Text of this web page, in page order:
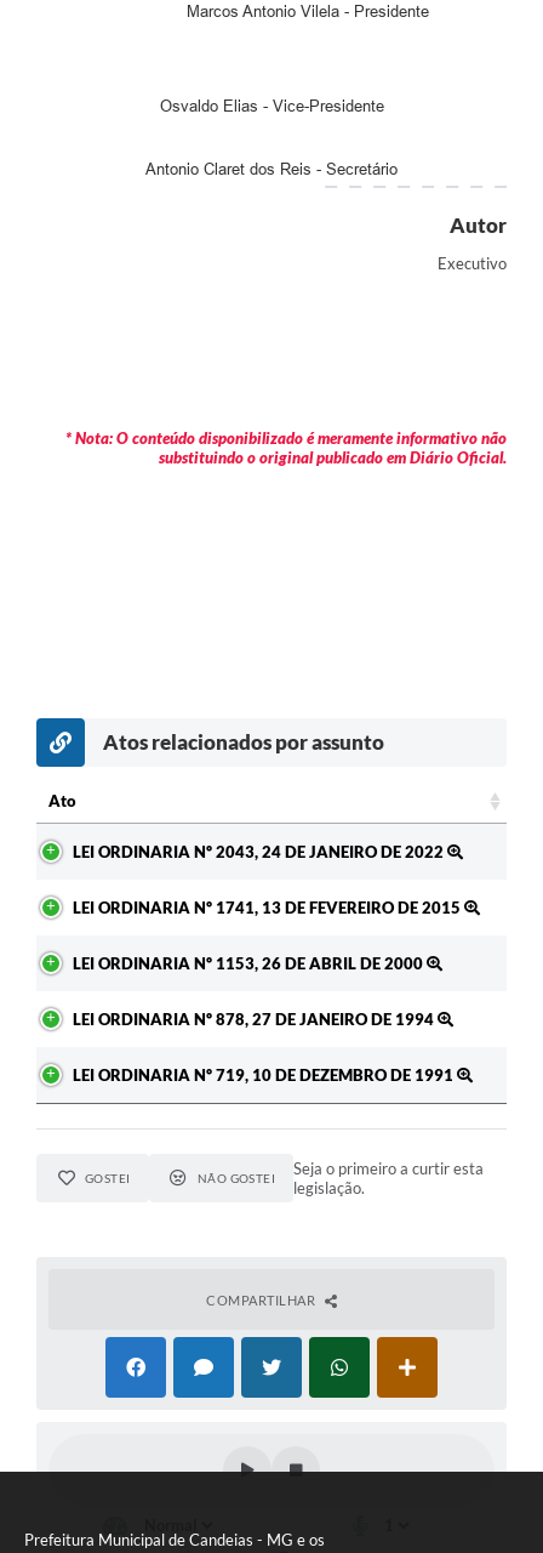
Prefeitura Municipal de Candeias - MG e os
Marcos Antonio Vilela - Presidente
Osvaldo Elias - Vice-Presidente
Antonio Claret dos Reis - Secretário
Autor
Executivo
* Nota: O conteúdo disponibilizado é meramente informativo não
substituindo o original publicado em Diário Oficial.
Atos relacionados por assunto
Ato
LEI ORDINARIA Nº 2043, 24 DE JANEIRO DE 2022
LEI ORDINARIA Nº 1741, 13 DE FEVEREIRO DE 2015
LEI ORDINARIA Nº 1153, 26 DE ABRIL DE 2000
LEI ORDINARIA Nº 878, 27 DE JANEIRO DE 1994
LEI ORDINARIA Nº 719, 10 DE DEZEMBRO DE 1991
GOSTEI NÃO GOSTEI
Seja o primeiro a curtir esta
legislação.
COMPARTILHAR